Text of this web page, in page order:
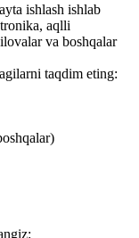
ishlash ishlab
aqlli
va boshqalar
taqdim eting: